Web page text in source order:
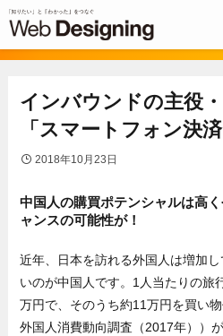
インバウンドの主役
「スマートフォン決
2018年10月23日
中国人の購買ポテンシャルは高
ャンスの可能性が！
近年、日本を訪れる外国人は増加
いのが中国人です。1人当たりの旅
万円で、そのうち約11万円を買い
外国人消費動向調査（2017年））